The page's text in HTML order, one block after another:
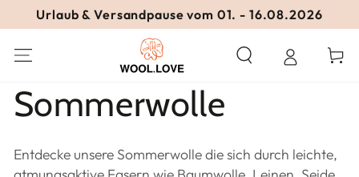
ZUM INHALT
SPRINGEN
Urlaub & Versandpause vom 01. - 16.08.2026
Kollektion:
Sommerwolle
Entdecke unsere Sommerwolle die sich durch leichte,